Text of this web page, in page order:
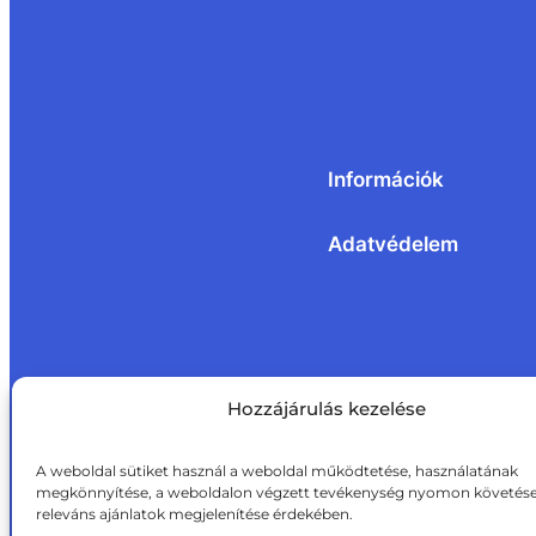
Hozzájárulás kezelése
A weboldal sütiket használ a weboldal működtetése, használatának
megkönnyítése, a weboldalon végzett tevékenység nyomon
releváns ajánlatok megjelenítése érdekében.
Információk
Adatvédelem